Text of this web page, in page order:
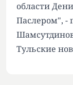
области
Паслером", -
Тульские